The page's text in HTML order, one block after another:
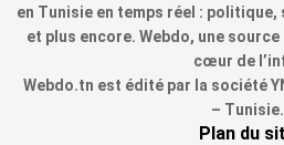
en Tunisie en temps réel :
et plus encore. Webdo, une
cœur de
Webdo.tn est édité par la société
– Tunisie.
Plan du